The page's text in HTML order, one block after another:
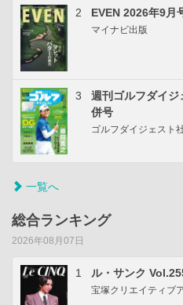
2 EVEN 2026年9月
マイナビ出版
3
週刊ゴルフダイ
併号
ゴルフダイジェスト
一覧へ
総合ランキング
2026年08月07日
1 ル・サンク
宝塚クリエイティブ